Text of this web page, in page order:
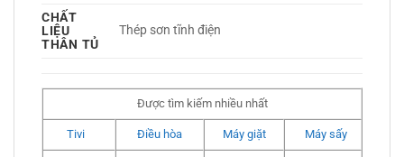
CHẤT
LIỆU
THÂN TỦ
Thép sơn tĩnh điện
Được tìm kiếm nhiều nhất
Tivi Điều hòa Máy giặt Máy sấy